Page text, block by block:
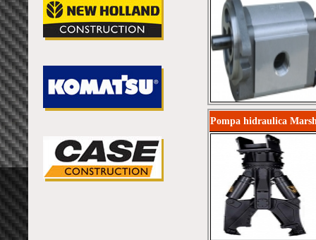
Pompa hidraulica